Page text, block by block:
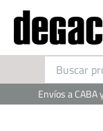
contenido
Envíos a CABA